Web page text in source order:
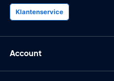
Klantenservice
Account